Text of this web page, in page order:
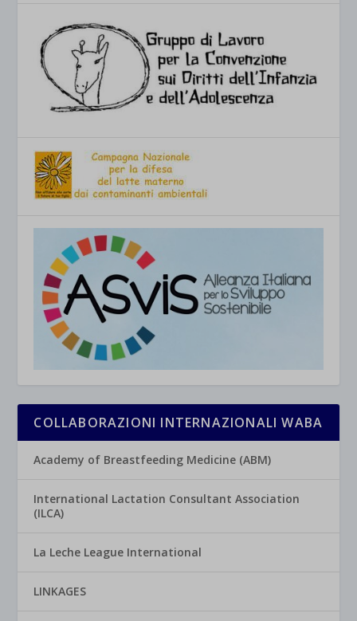
COLLABORAZIONI INTERNAZIONALI WABA
Academy of Breastfeeding Medicine (ABM)
International Lactation Consultant Association
(ILCA)
La Leche League International
LINKAGES